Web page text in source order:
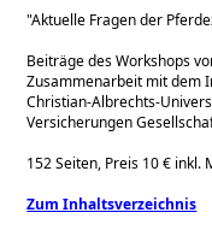
Aktuelle Fragen der
Beiträge des Workshops
Zusammenarbeit mit dem
Christian-Albrechts-
Versicherungen
152 Seiten, Preis 10 € inkl.
Zum Inhaltsverzeichnis